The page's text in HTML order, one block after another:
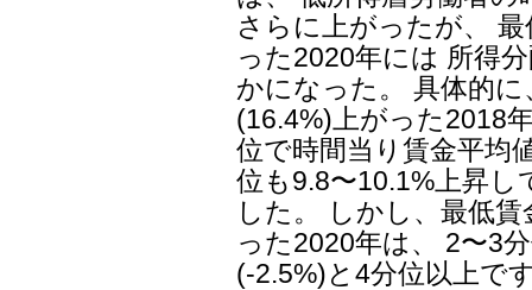
さらに上がったが、
った2020年には 所得
かになった。 具体的
(16.4%)上がった2018
位で時間当り賃金平均
位も9.8〜10.1%上昇し
した。 しかし、最低
った2020年は、 2〜3
(-2.5%)と4分位以上で